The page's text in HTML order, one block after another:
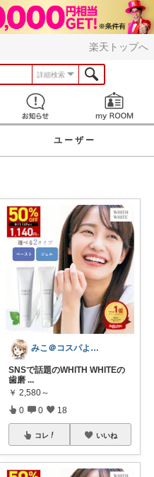
楽天トップへ
詳細検索
見つける お知らせ
ユーザー
みこ＠コスパよくラクする家事
SNSで話題のWHITH WHITEの
歯磨 ...
￥ 2,580～
0 0 18
コレ いいね